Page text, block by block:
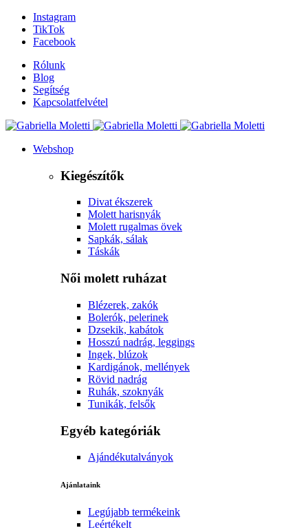
Instagram
TikTok
Facebook
Rólunk
Blog
Segítség
Kapcsolatfelvétel
Webshop
Kiegészítők
Divat ékszerek
Molett harisnyák
Molett rugalmas övek
Sapkák, sálak
Táskák
Női molett ruházat
Blézerek, zakók
Bolerók, pelerinek
Dzsekik, kabátok
Hosszú nadrág, leggings
Ingek, blúzok
Kardigánok, mellények
Rövid nadrág
Ruhák, szoknyák
Tunikák, felsők
Egyéb kategóriák
Ajándékutalványok
Ajánlataink
Legújabb termékeink
Leértékelt